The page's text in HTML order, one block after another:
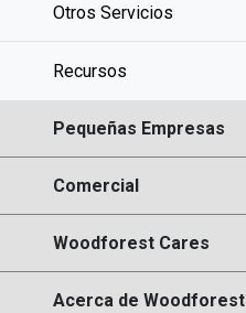
Otros Servicios
Recursos
Pequeñas Empresas
Comercial
Woodforest Cares
Acerca de Woodforest